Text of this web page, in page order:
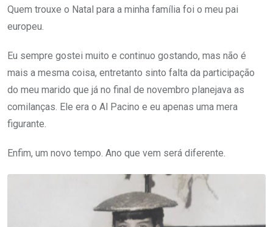
Quem trouxe o Natal para a minha família foi o meu pai
europeu.
Eu sempre gostei muito e continuo gostando, mas não é
mais a mesma coisa, entretanto sinto falta da participação
do meu marido que já no final de novembro planejava as
comilanças. Ele era o Al Pacino e eu apenas uma mera
figurante.
Enfim, um novo tempo. Ano que vem será diferente.